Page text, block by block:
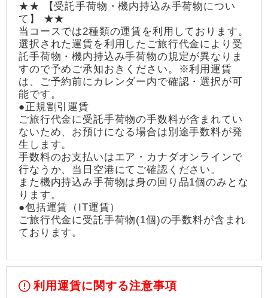
★★ 【受託手荷物・機内持込み手荷物につい
て】 ★★
当コースでは2種類の運賃を利用しております。
選択された運賃を利用したご旅行代金により受
託手荷物・機内持込み手荷物の規定が異なりま
すので予めご承知おきください。※利用運賃
は、ご予約前にカレンダー内で確認・選択が可
能です。
●正規割引運賃
ご旅行代金に受託手荷物の手数料が含まれてい
ないため、お預けになる場合は別途手数料が発
生します。
手数料のお支払いはエア・カナダオンラインで
行なうか、当日空港にてご確認ください。
また機内持込み手荷物は身の回り品1個のみとな
ります。
●包括運賃（IT運賃）
ご旅行代金に受託手荷物(1個)の手数料が含まれ
ております。
利用運賃に関する注意事項